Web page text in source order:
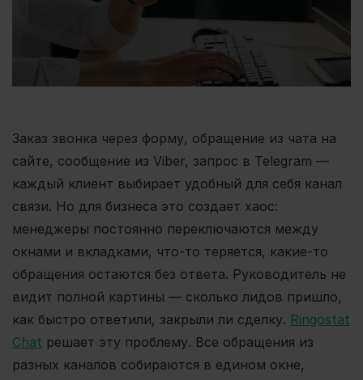
Заказ звонка через форму, обращение из чата на
сайте, сообщение из Viber, запрос в Telegram —
каждый клиент выбирает удобный для себя канал
связи. Но для бизнеса это создает хаос:
менеджеры постоянно переключаются между
окнами и вкладками, что-то теряется, какие-то
обращения остаются без ответа. Руководитель не
видит полной картины — сколько лидов пришло,
как быстро ответили, закрыли ли сделку. Ringostat
Chat решает эту проблему. Все обращения из
разных каналов собираются в едином окне,